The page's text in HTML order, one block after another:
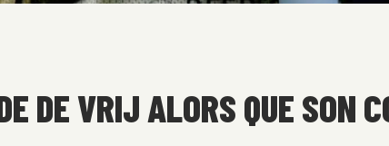
DE VRIJ ALORS QUE SON